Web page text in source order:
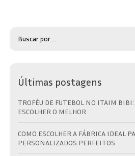
Últimas postagens
TROFÉU DE FUTEBOL NO ITAIM BIBI: GUIA COMPLETO PARA
ESCOLHER O MELHOR
COMO ESCOLHER A FÁBRICA IDEAL PARA TROFÉUS
PERSONALIZADOS PERFEITOS